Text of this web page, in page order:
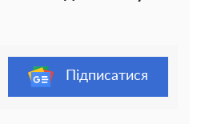
Підписатися